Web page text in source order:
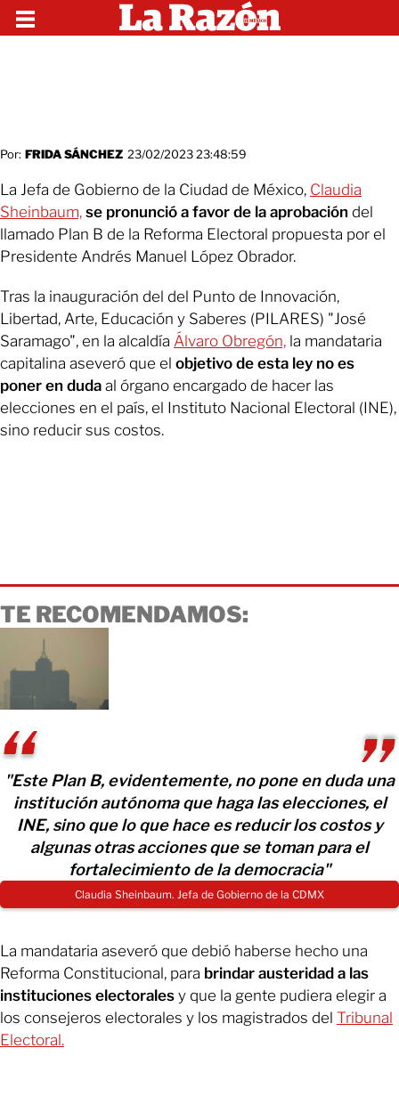
Por: FRIDA SÁNCHEZ 23/02/2023 23:48:59
La Jefa de Gobierno de la Ciudad de México, Claudia
Sheinbaum, se pronunció a favor de la aprobación del
llamado Plan B de la Reforma Electoral propuesta por el
Presidente Andrés Manuel López Obrador.
Tras la inauguración del del Punto de Innovación,
Libertad, Arte, Educación y Saberes (PILARES) "José
Saramago", en la alcaldía Álvaro Obregón, la mandataria
capitalina aseveró que el objetivo de esta ley no es
poner en duda al órgano encargado de hacer las
elecciones en el país, el Instituto Nacional Electoral (INE),
sino reducir sus costos.
TE RECOMENDAMOS:
"Este Plan B, evidentemente, no pone en duda una
institución autónoma que haga las elecciones, el
INE, sino que lo que hace es reducir los costos y
algunas otras acciones que se toman para el
fortalecimiento de la democracia"
Claudia Sheinbaum. Jefa de Gobierno de la CDMX
La mandataria aseveró que debió haberse hecho una
Reforma Constitucional, para brindar austeridad a las
instituciones electorales y que la gente pudiera elegir a
los consejeros electorales y los magistrados del Tribunal
Electoral.